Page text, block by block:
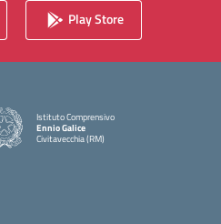
Play Store
Istituto Comprensivo
Ennio Galice
Civitavecchia (RM)